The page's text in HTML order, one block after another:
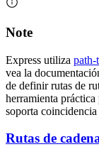
Note
Express utiliza path-
vea la
de definir rutas de
herramienta práctica
soporta coincidencia
Rutas de